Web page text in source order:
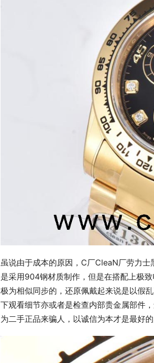
虽说由于成本的原因，C厂CleaN厂劳力
是采用904钢材质制作，但是在搭配上极
极为相似同步的，还原佩戴起来说是以假
下观看细节亦或者是检查内部贵金属部件
为二手正品来骗人，以诚信为本才是最好的